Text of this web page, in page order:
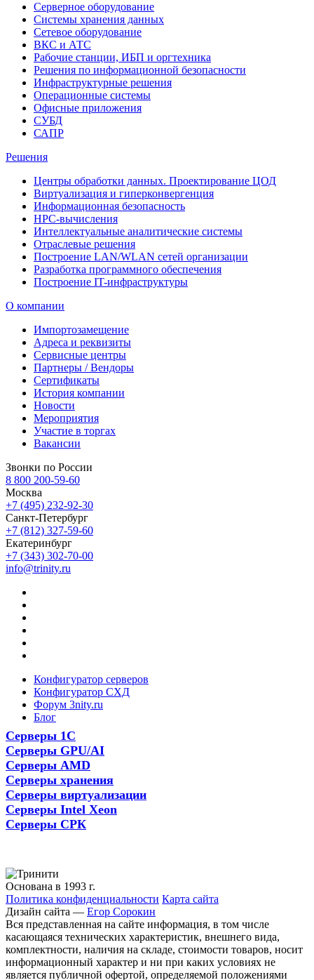
Серверное оборудование
Системы хранения данных
Сетевое оборудование
ВКС и АТС
Рабочие станции, ИБП и оргтехника
Решения по информационной безопасности
Инфраструктурные решения
Операционные системы
Офисные приложения
СУБД
САПР
Решения
Центры обработки данных. Проектирование ЦОД
Виртуализация и гиперконвергенция
Информационная безопасность
HPC-вычисления
Интеллектуальные аналитические системы
Отраслевые решения
Построение LAN/WLAN сетей организации
Разработка программного обеспечения
Построение IT-инфраструктуры
О компании
Импортозамещение
Адреса и реквизиты
Сервисные центры
Партнеры / Вендоры
Сертификаты
История компании
Новости
Мероприятия
Участие в торгах
Вакансии
Звонки по России
8 800 200-59-60
Москва
+7 (495) 232-92-30
Санкт-Петербург
+7 (812) 327-59-60
Екатеринбург
+7 (343) 302-70-00
info@trinity.ru
Конфигуратор серверов
Конфигуратор СХД
Форум 3nity.ru
Блог
Серверы 1С
Серверы GPU/AI
Серверы AMD
Серверы хранения
Серверы виртуализации
Серверы Intel Xeon
Серверы СРК
Основана в 1993 г.
Политика конфиденциальности Карта сайта
Дизайн сайта — Егор Сорокин
Вся представленная на сайте информация, в том числе
касающаяся технических характеристик, внешнего вида,
комплектности, наличия на складе, стоимости товаров, носит
информационный характер и ни при каких условиях не
является публичной офертой, определяемой положениями